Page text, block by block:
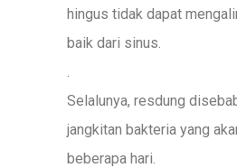
hingus tidak dapat
baik dari sinus.
.
Selalunya, resdung
jangkitan bakteria yang
beberapa hari.